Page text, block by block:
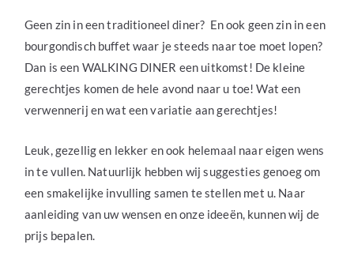
Geen zin in een traditioneel diner? En ook geen zin in een
bourgondisch buffet waar je steeds naar toe moet lopen?
Dan is een WALKING DINER een uitkomst! De kleine
gerechtjes komen de hele avond naar u toe! Wat een
verwennerij en wat een variatie aan gerechtjes!
Leuk, gezellig en lekker en ook helemaal naar eigen wens
in te vullen. Natuurlijk hebben wij suggesties genoeg om
een smakelijke invulling samen te stellen met u. Naar
aanleiding van uw wensen en onze ideeën, kunnen wij de
prijs bepalen.